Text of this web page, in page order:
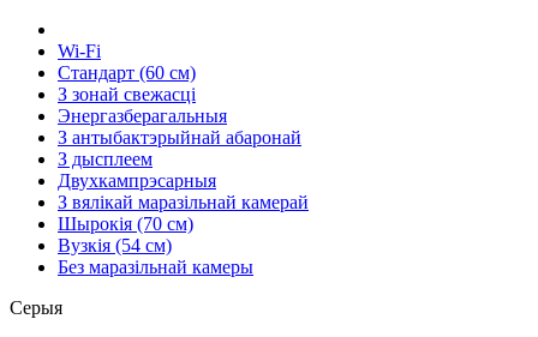
Wi-Fi
Стандарт (60 см)
З зонай свежасці
Энергазберагальныя
З антыбактэрыйнай абаронай
З дысплеем
Двухкампрэсарныя
З вялікай маразільнай камерай
Шырокія (70 см)
Вузкія (54 см)
Без маразільнай камеры
Серыя